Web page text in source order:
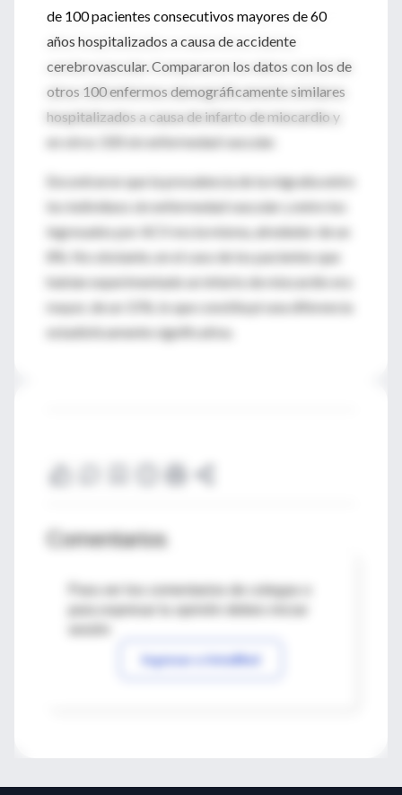
de 100 pacientes consecutivos mayores de 60
años hospitalizados a causa de accidente
cerebrovascular. Compararon los datos con los de
otros 100 enfermos demográficamente similares
hospitalizados a causa de infarto de miocardio y
en otros 100 sin enfermedad vascular.
Encontraron que la prevalencia de la migraña entre
los individuos sin enfermedad vascular y entre los
ingresados por ACV era la misma, alrededor de un
8%. No obstante, en el caso de los pacientes que
habían experimentado un infarto de miocardio era
mayor, de un 15%, lo que constituyó una diferencia
estadísticamente significativa.
Comentarios
Para ver los comentarios de colegas o
Ingresar a IntraMed